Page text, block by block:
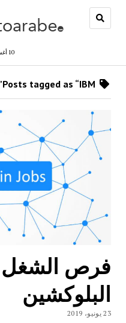
10 أغسطس، 2026
فرص
البلوكشين
23 يونيو، 2019